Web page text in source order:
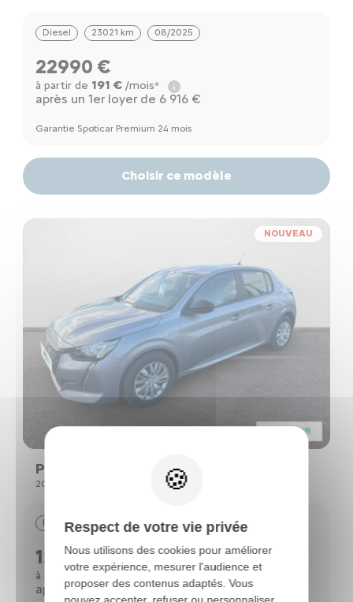
Diesel 23021 km 08/2025
22990 €
à partir de 191 €/mois*
après un 1er loyer de 6 916 €
Garantie Spoticar Premium 24 mois
Choisir ce modèle
NOUVEAU
Peugeot 208
208 (2) PURETECH 75 S&S ACTIVE
Essence 29390 km 09/2022
12690 €
à partir de 112 € /mois*
après un 1er loyer de 3 818 €
Respect de votre vie privée
Nous utilisons des cookies pour améliorer
votre expérience, mesurer l'audience et
proposer des contenus adaptés. Vous